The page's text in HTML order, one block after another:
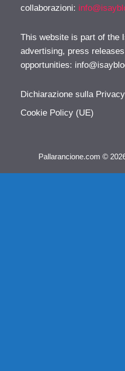
collaborazioni:
This website is part of the
advertising, press
opportunities:
Dichiarazione sulla
Cookie Policy (UE)
Pallarancione.com ©